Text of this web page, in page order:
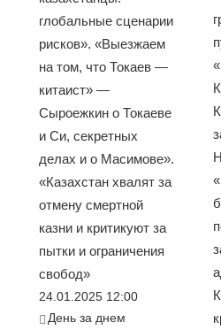
глобальные сценарии
рисков». «Выезжаем
на том, что Токаев —
китаист» —
Сыроежкин о Токаеве
и Си, секретных
делах и о Масимове».
«Казахстан хвалят за
отмену смертной
казни и критикуют за
пытки и ограничения
свобод»
24.01.2025 12:00
День за днем